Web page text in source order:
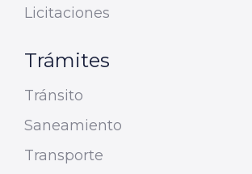
Licitaciones
Trámites
Tránsito
Saneamiento
Transporte